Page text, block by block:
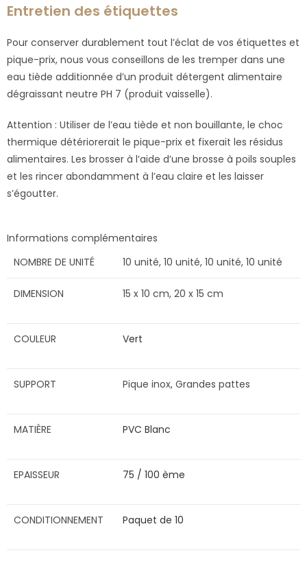
Entretien des étiquettes
Pour conserver durablement tout l’éclat de vos étiquettes et
pique-prix, nous vous conseillons de les tremper dans une
eau tiède additionnée d’un produit détergent alimentaire
dégraissant neutre PH 7 (produit vaisselle).
Attention : Utiliser de l’eau tiède et non bouillante, le choc
thermique détériorerait le pique-prix et fixerait les résidus
alimentaires. Les brosser à l’aide d’une brosse à poils souples
et les rincer abondamment à l’eau claire et les laisser
s’égoutter.
Informations complémentaires
NOMBRE DE UNITÉ
10 unité, 10 unité, 10 unité, 10 unité
DIMENSION 15 x 10 cm, 20 x 15 cm
COULEUR Vert
SUPPORT Pique inox, Grandes pattes
MATIÈRE PVC Blanc
EPAISSEUR 75 / 100 ème
CONDITIONNEMENT Paquet de 10